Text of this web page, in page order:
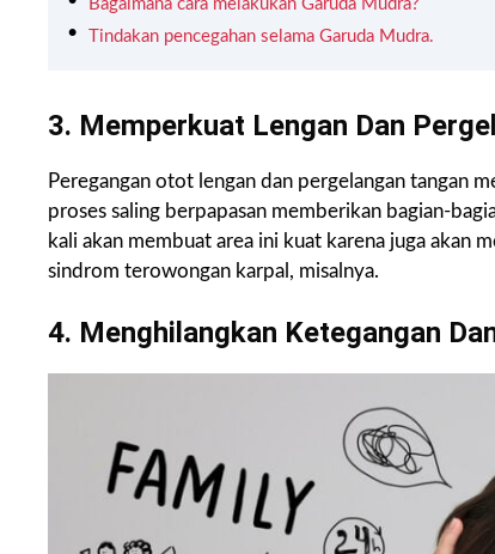
Bagaimana cara melakukan Garuda Mudra?
Tindakan pencegahan selama Garuda Mudra.
3. Memperkuat Lengan Dan
Peregangan otot lengan dan pergelangan tangan
proses saling berpapasan memberikan bagian-
kali akan membuat area ini kuat karena juga akan
sindrom terowongan karpal, misalnya.
4. Menghilangkan Ketegangan